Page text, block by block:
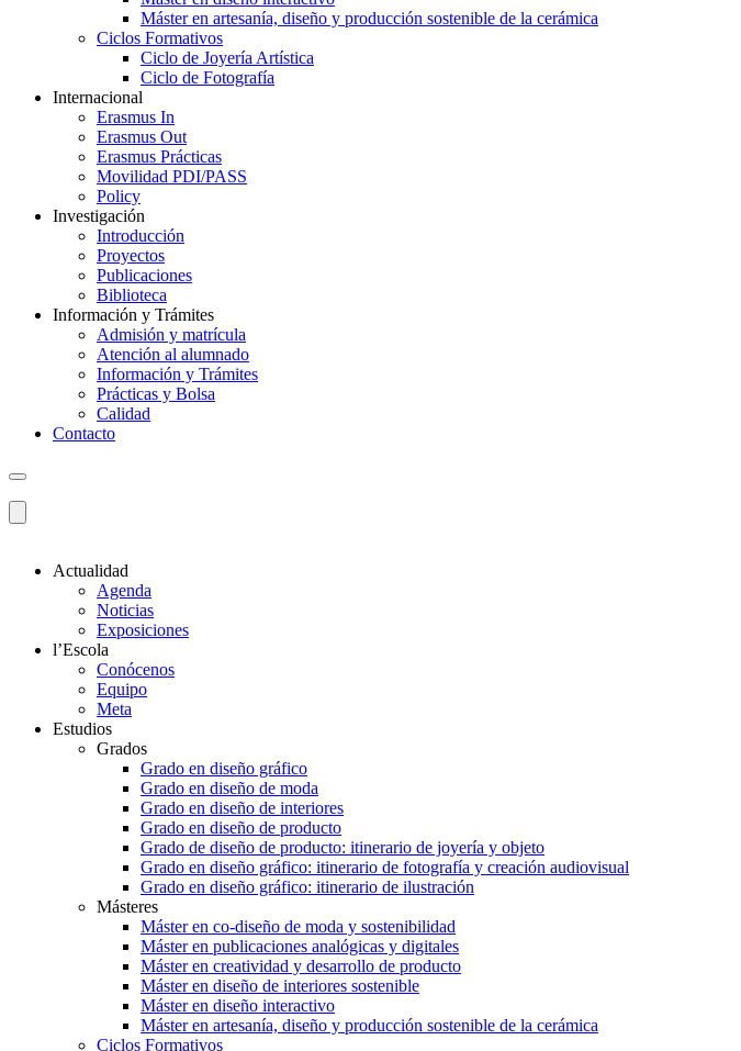
Máster en artesanía, diseño y producción sostenible de la cerámica
Ciclos Formativos
Ciclo de Joyería Artística
Ciclo de Fotografía
Internacional
Erasmus In
Erasmus Out
Erasmus Prácticas
Movilidad PDI/PASS
Policy
Investigación
Introducción
Proyectos
Publicaciones
Biblioteca
Información y Trámites
Admisión y matrícula
Atención al alumnado
Información y Trámites
Prácticas y Bolsa
Calidad
Contacto
Actualidad
Agenda
Noticias
Exposiciones
l’Escola
Conócenos
Equipo
Meta
Estudios
Grados
Grado en diseño gráfico
Grado en diseño de moda
Grado en diseño de interiores
Grado en diseño de producto
Grado de diseño de producto: itinerario de joyería y objeto
Grado en diseño gráfico: itinerario de fotografía y creación audiovisual
Grado en diseño gráfico: itinerario de ilustración
Másteres
Máster en co-diseño de moda y sostenibilidad
Máster en publicaciones analógicas y digitales
Máster en creatividad y desarrollo de producto
Máster en diseño de interiores sostenible
Máster en diseño interactivo
Máster en artesanía, diseño y producción sostenible de la cerámica
Ciclos Formativos